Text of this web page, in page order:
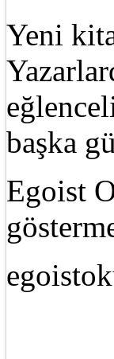
Yeni
başka
Egoist